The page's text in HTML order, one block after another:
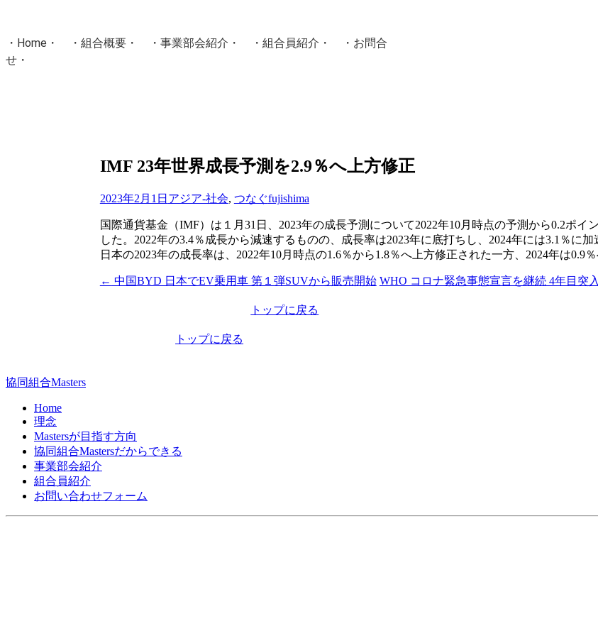
・ Home ・ ・ 組合概要 ・ ・ 事業部会紹介 ・ ・ 組合員紹介 ・ ・ お問合
せ ・
Masters組合員ログインIMF 23年世界成長予測を2.9％へ上方修正
2023年2月1日 アジア-社会, つなぐfujishima
国際通貨基金（IMF）は１月31日、2023年の成長予測について2022年10月時点の予測から0.2ポ
した。2022年の3.4％成長から減速するものの、成長率は2023年に底打ちし、2024年には3.1％に加
日本の2023年の成長率は、2022年10月時点の1.6％から1.8％へ上方修正された一方、2024年は0.9
投
ョ
ン
← 中国BYD 日本でEV乗用車 第１弾SUVから販売開始 WHO コロナ緊急事態宣言を継続 4年目突入
トップに戻る
トップに戻る
協同組合Masters
Home
理念
Mastersが目指す方向
協同組合Mastersだからできる
事業部会紹介
組合員紹介
お問い合わせフォーム